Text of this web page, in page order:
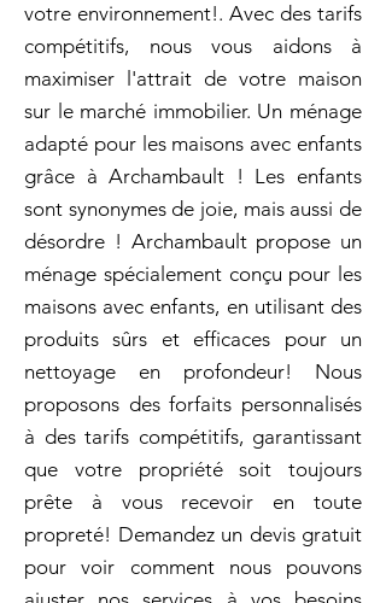
votre environnement!. Avec des tarifs
compétitifs, nous vous aidons à
maximiser l'attrait de votre maison
sur le marché immobilier. Un ménage
adapté pour les maisons avec enfants
grâce à Archambault ! Les enfants
sont synonymes de joie, mais aussi de
désordre ! Archambault propose un
ménage spécialement conçu pour les
maisons avec enfants, en utilisant des
produits sûrs et efficaces pour un
nettoyage en profondeur! Nous
proposons des forfaits personnalisés
à des tarifs compétitifs, garantissant
que votre propriété soit toujours
prête à vous recevoir en toute
propreté! Demandez un devis gratuit
pour voir comment nous pouvons